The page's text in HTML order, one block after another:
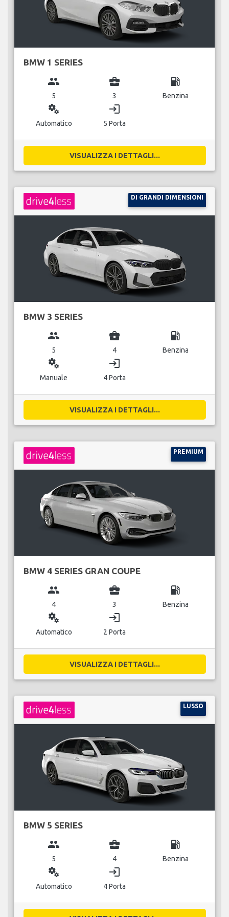
BMW 1 SERIES
group
5
business_center
3
local_gas_station
Benzina
miscellaneous_services
Automatico
login
5 Porta
VISUALIZZA I DETTAGLI...
DI GRANDI DIMENSIONI
BMW 3 SERIES
group
5
business_center
4
local_gas_station
Benzina
miscellaneous_services
Manuale
login
4 Porta
VISUALIZZA I DETTAGLI...
PREMIUM
BMW 4 SERIES GRAN COUPE
group
4
business_center
3
local_gas_station
Benzina
miscellaneous_services
Automatico
login
2 Porta
VISUALIZZA I DETTAGLI...
LUSSO
BMW 5 SERIES
group
5
business_center
4
local_gas_station
Benzina
miscellaneous_services
Automatico
login
4 Porta